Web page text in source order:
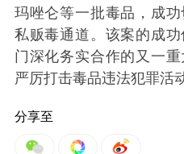
玛唑仑等一批毒品，成
私贩毒通道。该案的成
门深化务实合作的又一
严厉打击毒品违法犯罪活
分享至